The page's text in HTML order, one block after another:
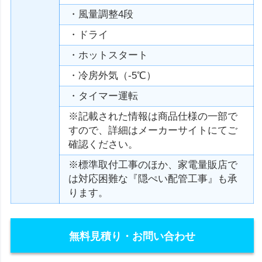
・風量調整4段
・ドライ
・ホットスタート
・冷房外気（-5℃）
・タイマー運転
※記載された情報は商品仕様の一部で
すので、詳細はメーカーサイトにてご
確認ください。
※標準取付工事のほか、家電量販店で
は対応困難な『隠ぺい配管工事』も承
ります。
無料見積り・お問い合わせ